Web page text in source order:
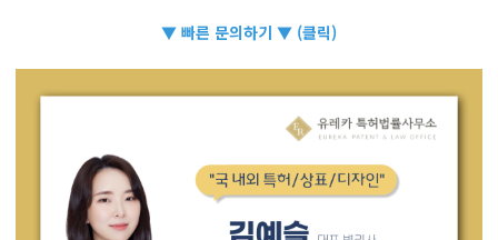
▼ 빠른 문의하기 ▼ (클릭)